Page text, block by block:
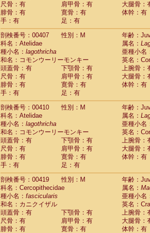
尺骨：有
肩甲骨：有
大腿骨：
腓骨：有
寛骨：有
体幹：有
手：有
足：有
剖検番号：00407
性別：M
年齢：
科名：Atelidae
属名：
種小名： lagothricha
亜種小名
和名：コモンウーリーモンキー
英名：
頭蓋骨：有
下顎骨：有
上腕骨：
尺骨：有
肩甲骨：有
大腿骨：
腓骨：有
寛骨：有
体幹：有
手：有
足：有
剖検番号：00410
性別：M
年齢：
科名：Atelidae
属名：
種小名： lagothricha
亜種小名
和名：コモンウーリーモンキー
英名：
頭蓋骨：有
下顎骨：有
上腕骨：
尺骨：有
肩甲骨：有
大腿骨：
腓骨：有
寛骨：有
体幹：有
手：有
足：有
剖検番号：00419
性別：M
年齢：
科名：Cercopithecidae
属名：
種小名： fascicularis
亜種小名
和名：カニクイザル
英名：
頭蓋骨：有
下顎骨：有
上腕骨：
尺骨：有
肩甲骨：有
大腿骨：
腓骨：有
寛骨：有
体幹：有